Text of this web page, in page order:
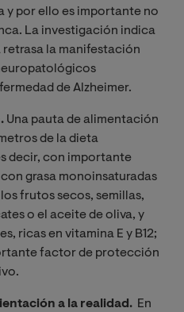
y por ello es importante no
La investigación indica
la manifestación
de Alzheimer.
Una pauta de alimentación
de la dieta
decir, con importante
grasa monoinsaturadas
frutos secos, semillas,
o el aceite de oliva, y
ricas en vitamina E y B12;
factor de protección
a la realidad. En